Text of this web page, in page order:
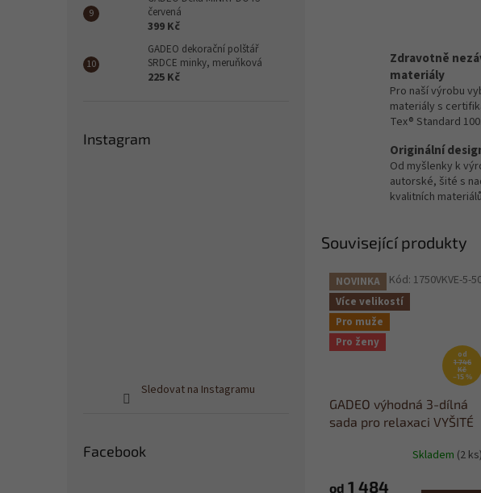
červená
399 Kč
GADEO dekorační polštář
SRDCE minky, meruňková
225 Kč
Instagram
Sledovat na Instagramu
Facebook
Zdravotně
materiály
Pro naší výrobu
materiály s
Tex® Standard 100.
Originální
Od myšlenky k
autorské, šité s
kvalitních
Související produkty
NOVINKA
Více velikostí
Pro muže
Pro ženy
od
1 746
Kč
–15 %
GADEO výhodná 3-dílná
sada pro relaxaci VYŠITÉ
Skladem (2 ks)
od 1 484
Kód: 1750VKVE-5-